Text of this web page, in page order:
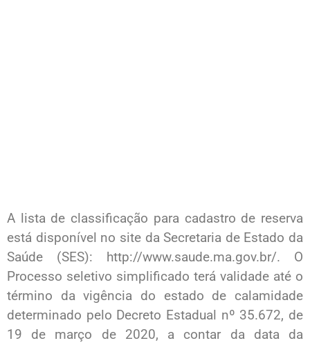
A lista de classificação para cadastro de reserva
está disponível no site da Secretaria de Estado da
Saúde (SES): http://www.saude.ma.gov.br/. O
Processo seletivo simplificado terá validade até o
término da vigência do estado de calamidade
determinado pelo Decreto Estadual nº 35.672, de
19 de março de 2020, a contar da data da